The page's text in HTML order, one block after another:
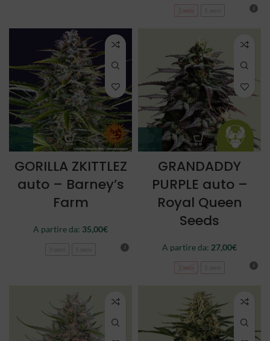
3 semi
GORILLA ZKITTLEZ
auto – Barney’s
Farm
A partire da: 35,00€
GRANDADDY
PURPLE auto –
Royal Queen
Seeds
A partire da: 27,00€
3 semi